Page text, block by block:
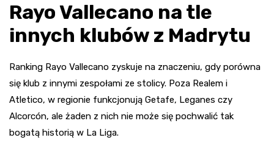
Rayo Vallecano na tle
innych klubów z Madrytu
Ranking Rayo Vallecano zyskuje na znaczeniu, gdy porówna
się klub z innymi zespołami ze stolicy. Poza Realem i
Atletico, w regionie funkcjonują Getafe, Leganes czy
Alcorcón, ale żaden z nich nie może się pochwalić tak
bogatą historią w La Liga.